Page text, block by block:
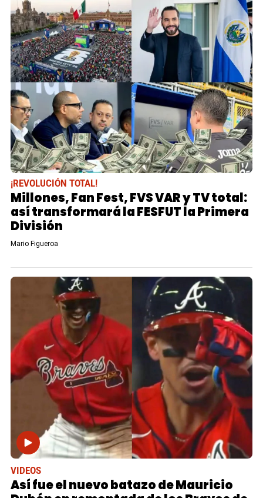
¡REVOLUCIÓN TOTAL!
Millones, Fan Fest, FVS VAR y TV total:
así transformará la FESFUT la Primera
División
Mario Figueroa
VIDEOS
Así fue el nuevo batazo de Mauricio